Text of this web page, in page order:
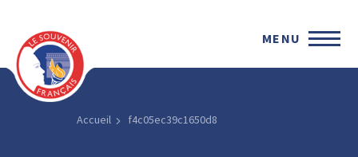
MENU
Accueil f4c05ec39c1650d8